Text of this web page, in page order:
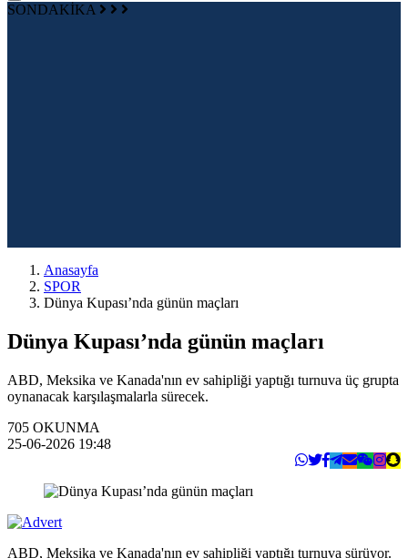
SONDAKİKA
Anasayfa
SPOR
Dünya Kupası’nda günün maçları
Dünya Kupası’nda günün maçları
ABD, Meksika ve Kanada'nın ev sahipliği yaptığı turnuva üç grupta
oynanacak karşılaşmalarla sürecek.
705 OKUNMA
25-06-2026 19:48
ABD, Meksika ve Kanada'nın ev sahipliği yaptığı turnuva sürüyor.